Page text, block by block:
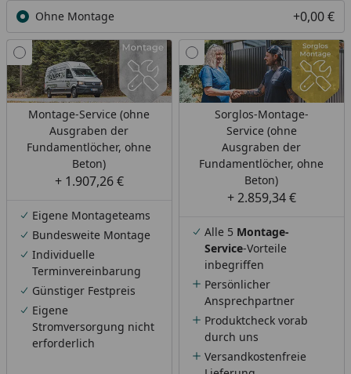
Ohne Montage +0,00 €
Montage-Service (ohne
Ausgraben der
Fundamentlöcher, ohne
Beton)
+ 1.907,26 €
Eigene Montageteams
Bundesweite Montage
Individuelle
Terminvereinbarung
Günstiger Festpreis
Eigene
Stromversorgung nicht
erforderlich
Sorglos-Montage-
Service (ohne
Ausgraben der
Fundamentlöcher, ohne
Beton)
+ 2.859,34 €
Alle 5 Montage-
Service-Vorteile
inbegriffen
Persönlicher
Ansprechpartner
Produktcheck vorab
durch uns
Versandkostenfreie